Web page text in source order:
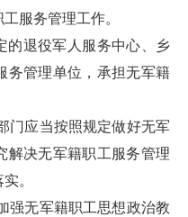
服务管理工作。
的退役军人服务中心、乡
务管理单位，承担无军籍
门应当按照规定做好无军
解决无军籍职工服务管理
。
强无军籍职工思想政治教